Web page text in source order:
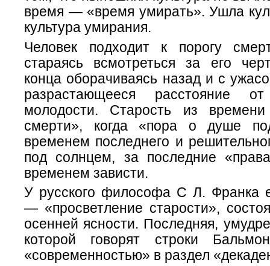
время — «время умирать». Ушла
культура умирания.
Человек подходит к порогу
стараясь всмотреться за его
конца оборачиваясь назад и с
разрастающееся расстояние
молодости. Старость из времени
смерти», когда «пора о душе
временем последнего и
под солнцем, за последние
временем зависти.
У русского философа С Л. Франка
— «просветление старости»,
осенней ясности. Последняя,
которой говорят строки
«современностью» в раздел